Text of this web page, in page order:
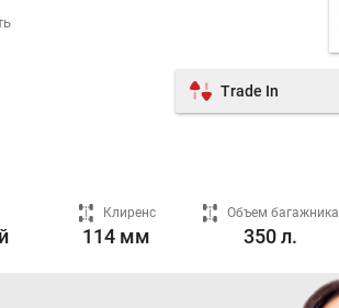
Trade In
Клиренс
114 мм
Объем багажника
350 л.